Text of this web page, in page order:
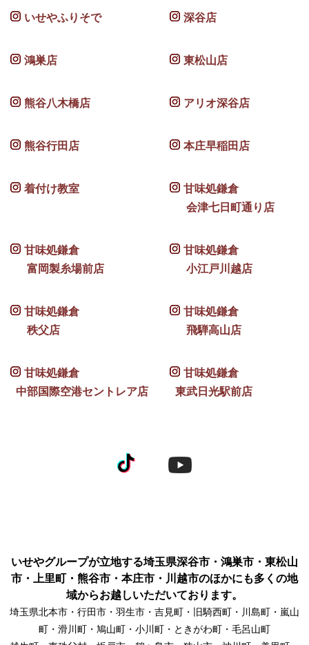
いせやふりそで 深谷店
鴻巣店 東松山店
熊谷八木橋店 アリオ深谷店
熊谷行田店 本庄早稲田店
着付け教室
甘味処鎌倉
会津七日町通り店
甘味処鎌倉
富岡製糸場前店
甘味処鎌倉
小江戸川越店
甘味処鎌倉
秩父店
甘味処鎌倉
飛騨高山店
甘味処鎌倉
中部国際空港セントレア店
甘味処鎌倉
東武日光駅前店
いせやグループが立地する埼玉県深谷市・鴻巣市・東松山
市・上里町・熊谷市・本庄市・川越市のほかにも多くの地
域からお越しいただいております。
埼玉県北本市・行田市・羽生市・吉見町・旧騎西町・川島町・嵐山
町・滑川町・鳩山町・小川町・ときがわ町・毛呂山町